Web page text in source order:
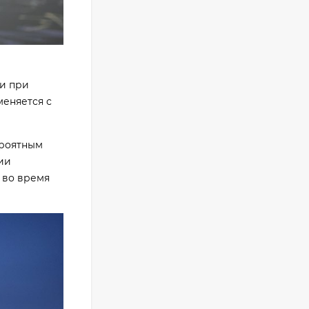
при
с
во время